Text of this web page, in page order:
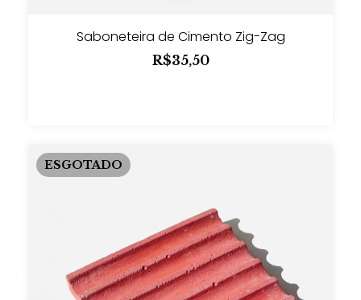
Saboneteira de Cimento Zig-Zag
R$35,50
ESGOTADO